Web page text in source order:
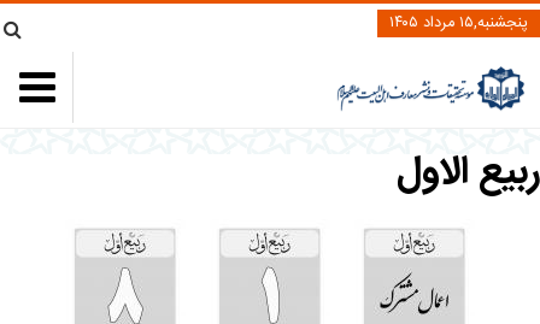
پنجشنبه,۱۵ مرداد ۱۴۰۵
ربيع الاول